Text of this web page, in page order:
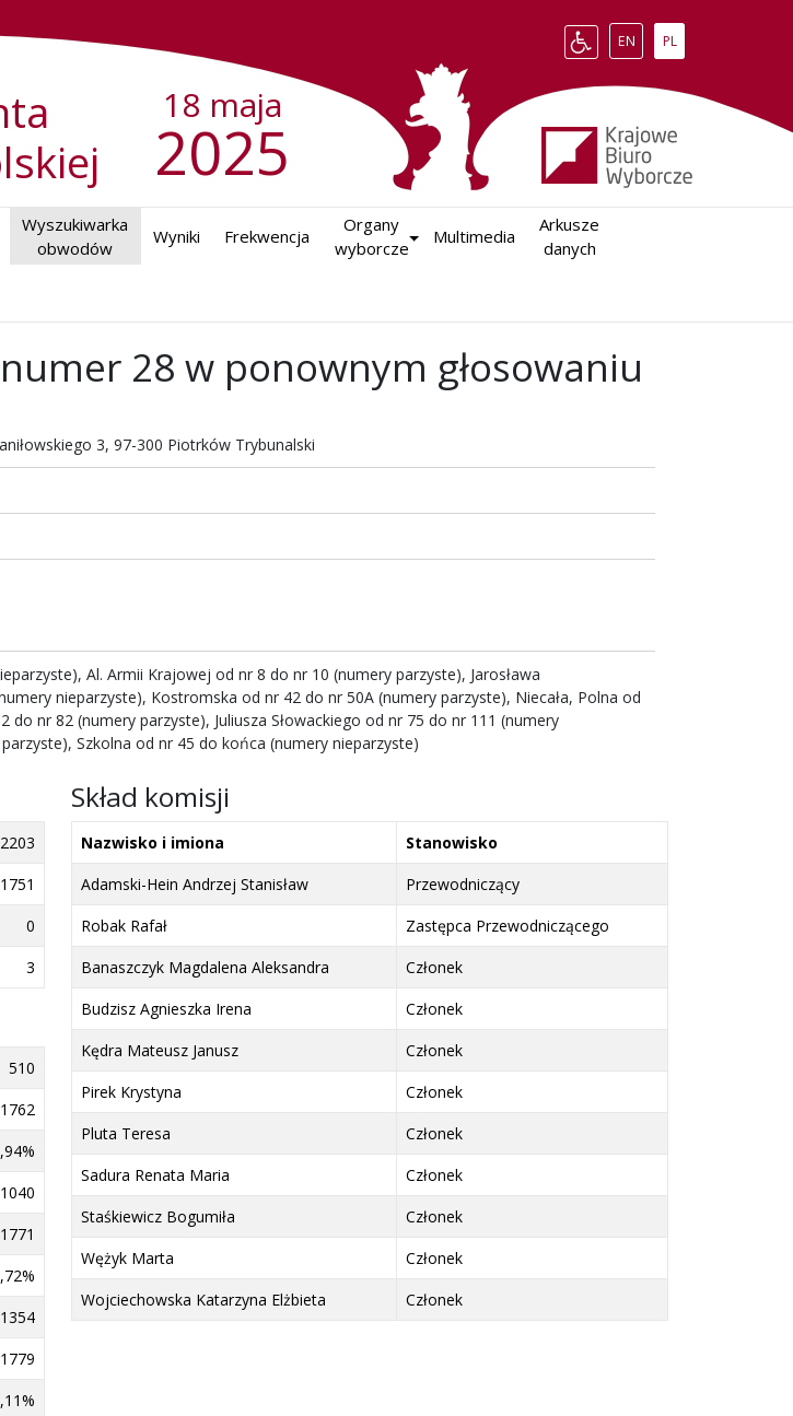
Change language to English
EN Zmień język na
PL
2025
18 maja
Wyszukiwarka
obwodów
Wyniki Frekwencja
Organy
wyborcze
Multimedia
Arkusze
danych
28 w ponownym głosowaniu
3, 97-300 Piotrków Trybunalski
Al. Armii Krajowej od nr 8 do nr 10 (numery parzyste), Jarosława
nieparzyste), Kostromska od nr 42 do nr 50A (numery parzyste), Niecała, Polna od
nr 82 (numery parzyste), Juliusza Słowackiego od nr 75 do nr 111 (numery
Szkolna od nr 45 do końca (numery nieparzyste)
2203
1751
0
3
510
1762
1040
1771
1354
1779
Skład komisji
Nazwisko i imiona
Stanowisko
Adamski-Hein Andrzej Stanisław
Przewodniczący
Robak Rafał
Zastępca Przewodniczącego
Banaszczyk Magdalena Aleksandra
Członek
Budzisz Agnieszka Irena
Członek
Kędra Mateusz Janusz
Członek
Pirek Krystyna
Członek
Pluta Teresa
Członek
Sadura Renata Maria
Członek
Staśkiewicz Bogumiła
Członek
Wężyk Marta
Członek
Wojciechowska Katarzyna Elżbieta
Członek